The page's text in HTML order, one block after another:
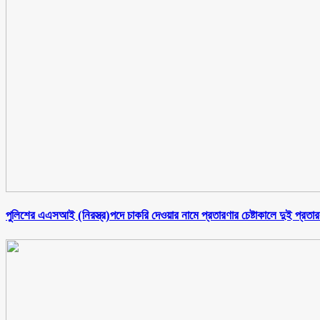
পুলিশের এএসআই (নিরস্ত্র)পদে চাকরি দেওয়ার নামে প্রতারণার চেষ্টাকালে দুই